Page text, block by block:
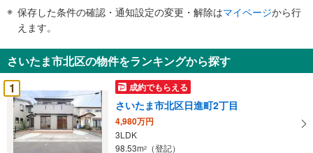
知
を
受
け
取
る
・
保存した条件の確認・通知設定の変更・解除はマイページから行
えます。
さいたま市北区の物件をランキングから探す
1
成約でもらえる
さいたま市北区日進町2丁目
4,980万円
3LDK
98.53m2
（登記）